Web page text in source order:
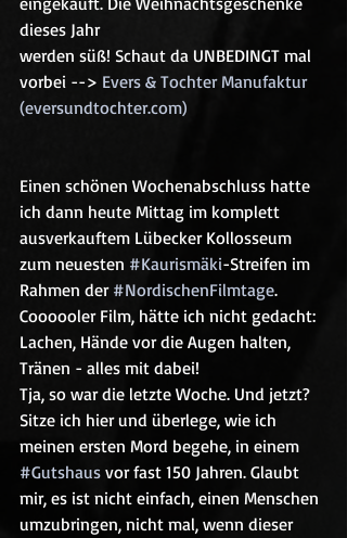
dieses Jahr
werden süß! Schaut da UNBEDINGT mal
vorbei --> Evers & Tochter Manufaktur
(eversundtochter.com)
Einen schönen Wochenabschluss hatte
ich dann heute Mittag im komplett
ausverkauftem Lübecker Kollosseum
zum neuesten #Kaurismäki-Streifen im
Rahmen der #NordischenFilmtage.
Coooooler Film, hätte ich nicht gedacht:
Lachen, Hände vor die Augen halten,
Tränen - alles mit dabei!
Tja, so war die letzte Woche. Und jetzt?
Sitze ich hier und überlege, wie ich
meinen ersten Mord begehe, in einem
#Gutshaus vor fast 150 Jahren. Glaubt
mir, es ist nicht einfach, einen Menschen
umzubringen, nicht mal, wenn dieser